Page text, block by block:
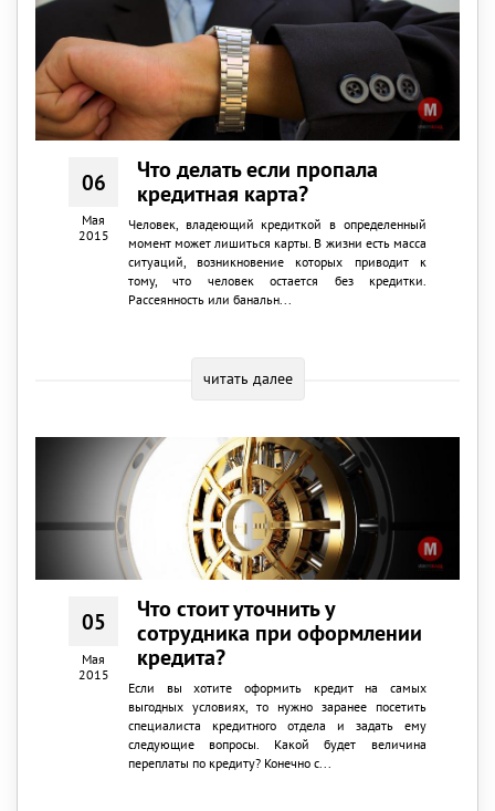
06
Мая
2015
Что делать если пропала
кредитная карта?
Человек, владеющий кредиткой в определенный
момент может лишиться карты. В жизни есть масса
ситуаций, возникновение которых приводит к
тому, что человек остается без кредитки.
Рассеянность или банальн...
читать далее
05
Мая
2015
Что стоит уточнить у
сотрудника при оформлении
кредита?
Если вы хотите оформить кредит на самых
выгодных условиях, то нужно заранее посетить
специалиста кредитного отдела и задать ему
следующие вопросы. Какой будет величина
переплаты по кредиту? Конечно с...